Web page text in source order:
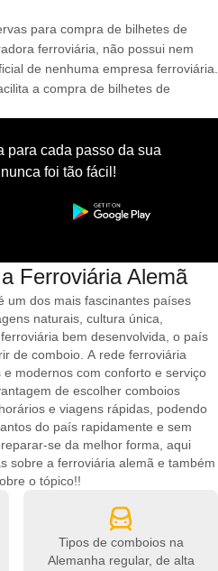
para compra de bilhetes de
ferroviária, não possui nem
de nenhuma empresa ferroviária.
a compra de bilhetes de
para cada passo da sua
foi tão fácil!
Ferroviária Alemã
um dos mais fascinantes países
naturais, cultura única,
bem desenvolvida, o país
de comboio. A rede ferroviária
modernos com conforto e serviço
de escolher comboios
e viagens rápidas, podendo
do país rapidamente e sem
se da melhor forma, aqui
sobre a ferroviária alemã e também
o tópico!!
Tipos de comboios na
Alemanha regular, de alta